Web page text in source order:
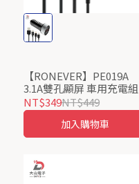
【RONEVER】PE019A
3.1A雙孔顯屏 車用充電組
NT$349NT$449
加入購物車